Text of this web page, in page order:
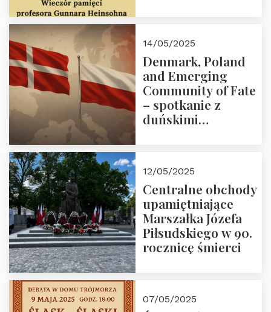
14/05/2025
Denmark, Poland
and Emerging
Community of Fate
– spotkanie z
duńskimi
12/05/2025
Centralne obchody
upamiętniające
Marszałka Józefa
Piłsudskiego w 90.
rocznicę śmierci
07/05/2025